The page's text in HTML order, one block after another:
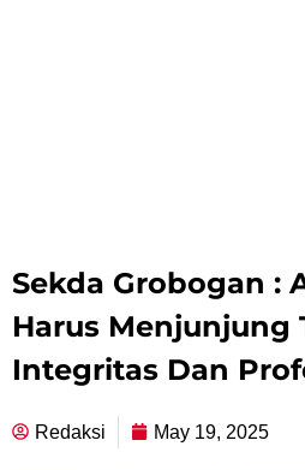
Sekda Grobogan :
Harus Menjunjung
Integritas Dan
Redaksi May 19, 2025